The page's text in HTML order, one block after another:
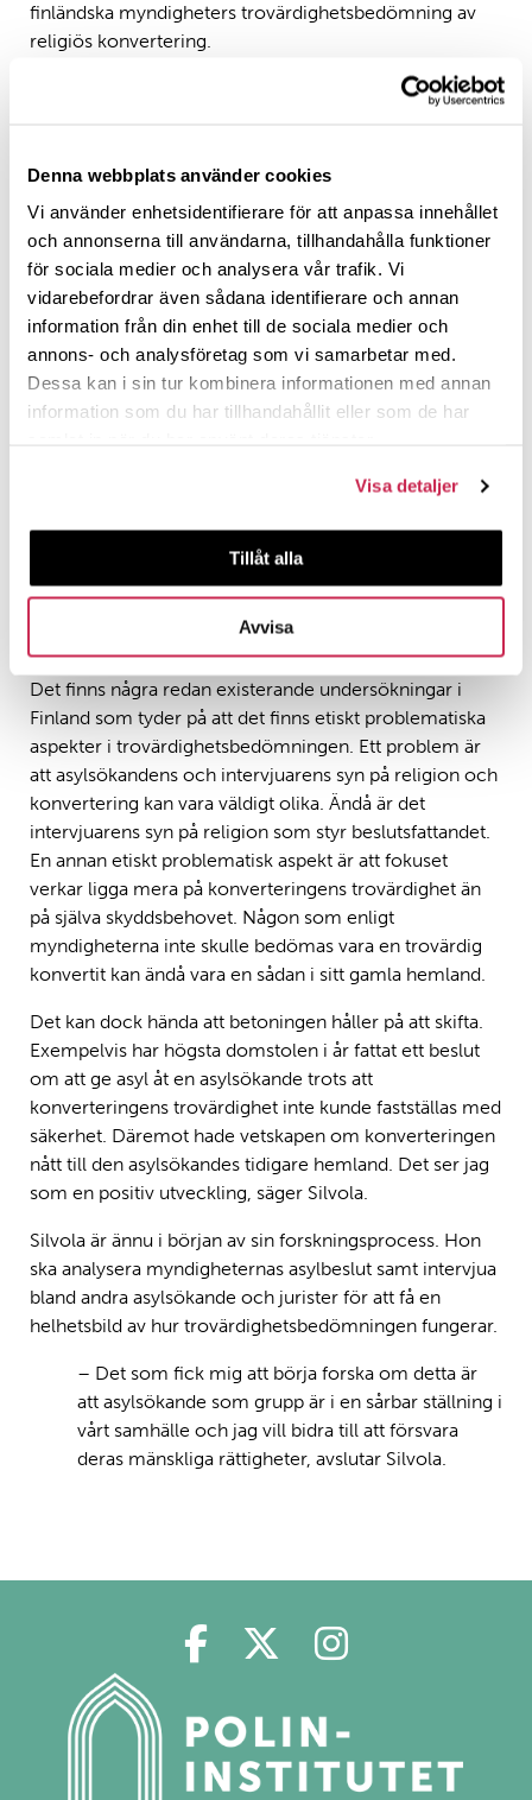
Denna webbplats använder cookies
Vi använder enhetsidentifierare för att anpassa innehållet
och annonserna till användarna, tillhandahålla funktioner
för sociala medier och analysera vår trafik. Vi
vidarebefordrar även sådana identifierare och annan
information från din enhet till de sociala medier och
annons- och analysföretag som vi samarbetar med.
Dessa kan i sin tur kombinera informationen med annan
information som du har tillhandahållit eller som de har
Visa detaljer
Tillåt alla
Avvisa
finländska myndigheters trovärdighetsbedömning av
religiös konvertering.
– Asylsökandes konvertering till kristendom är ett
grund av religion. Därför måste myndigheterna ta
konverteringen i beaktande när de gör asylbeslut
och bedöma ifall konverteringen kan utgöra en
fara för asylsökande i sitt hemland, berättar
Silvola.
Många asylsökande kommer från muslimska länder där
konvertering bort från islam kan vara orsak till
förföljelse. Beviljandet av asyl baserar sig på FN:s
flyktingkonvention, där det sägs att en person måste ha
Det är det som myndigheterna försöker ta reda på
bedömning baserar sig på och hurdana etiska frågor
den ger upphov till är ämnet för min forskning.
Utmanande bedömning
Det finns några redan existerande undersökningar i
Finland som tyder på att det finns etiskt problematiska
aspekter i trovärdighetsbedömningen. Ett problem är
att asylsökandens och intervjuarens syn på religion och
konvertering kan vara väldigt olika. Ändå är det
intervjuarens syn på religion som styr beslutsfattandet.
En annan etiskt problematisk aspekt är att fokuset
verkar ligga mera på konverteringens trovärdighet än
på själva skyddsbehovet. Någon som enligt
myndigheterna inte skulle bedömas vara en trovärdig
konvertit kan ändå vara en sådan i sitt gamla hemland.
Det kan dock hända att betoningen håller på att skifta.
Exempelvis har högsta domstolen i år fattat ett beslut
om att ge asyl åt en asylsökande trots att
konverteringens trovärdighet inte kunde fastställas med
säkerhet. Däremot hade vetskapen om konverteringen
nått till den asylsökandes tidigare hemland. Det ser jag
som en positiv utveckling, säger Silvola.
Silvola är ännu i början av sin forskningsprocess. Hon
ska analysera myndigheternas asylbeslut samt intervjua
bland andra asylsökande och jurister för att få en
helhetsbild av hur trovärdighetsbedömningen fungerar.
– Det som fick mig att börja forska om detta är
att asylsökande som grupp är i en sårbar ställning i
vårt samhälle och jag vill bidra till att försvara
deras mänskliga rättigheter, avslutar Silvola.